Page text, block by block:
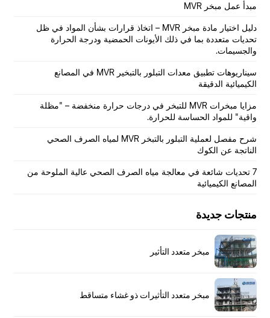
مبدأ عمل مبخر MVR
دليل اختيار مادة مبخر MVR – اتخاذ قرارات بشأن المواد في ظل
تحديات متعددة بما في ذلك الأيونات الحمضية ودرجة الحرارة
والجسيمات.
سيناريوهات تطبيق معدات التبلور بالتبخير MVR في المصانع
الكيميائية الدقيقة
مزايا مبخرات MVR للتبخر في درجات حرارة منخفضة – "مظلة
واقية" للمواد الحساسة للحرارة.
شرح مفصل لعملية التبلور بالتبخر MVR لمياه الصرف الصحي
الناتجة عن الكوك
7 تحديات شائعة في معالجة مياه الصرف الصحي عالية الملوحة من
المصانع الكيميائية
منتجات جديدة
مبخر متعدد التأثير
مبخر متعدد التأثيرات ذو غشاء متساقط